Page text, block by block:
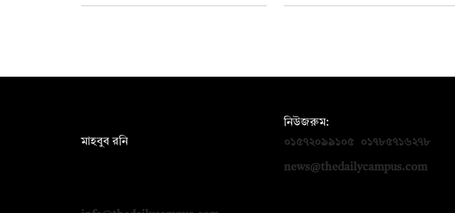
মাহবুব রনি
নিউজরুম:
০১৫৭২০৯৯১০৫
০১৭৮৫৭১৬২৭৮
news@thedailycampus.com